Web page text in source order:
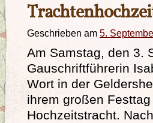
Geschrieben am 5.
Am Samstag, den 3.
Gauschriftführerin
Wort in der
ihrem großen
Hochzeitstracht.